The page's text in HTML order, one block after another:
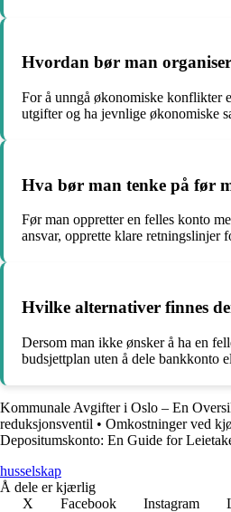
Hvordan bør man
For å unngå økonomiske konflikter
utgifter og ha jevnlige økonomiske
Hva bør man tenke på før
Før man oppretter en felles konto
ansvar, opprette klare retningslinjer
Hvilke alternativer finnes
Dersom man ikke ønsker å ha en
budsjettplan uten å dele bankkonto
Kommunale Avgifter i Oslo – En
reduksjonsventil • Omkostninger ved
Depositumskonto: En Guide for
husselskap
Å dele er kjærlig
X
Facebook Instagram